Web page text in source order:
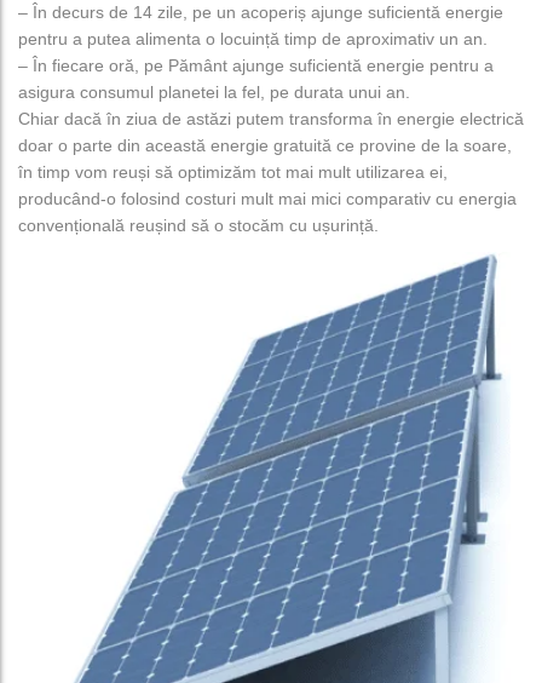
– În decurs de 14 zile, pe un acoperiș ajunge suficientă energie
pentru a putea alimenta o locuință timp de aproximativ un an.
– În fiecare oră, pe Pământ ajunge suficientă energie pentru a
asigura consumul planetei la fel, pe durata unui an.
Chiar dacă în ziua de astăzi putem transforma în energie electrică
doar o parte din această energie gratuită ce provine de la soare,
în timp vom reuși să optimizăm tot mai mult utilizarea ei,
producând-o folosind costuri mult mai mici comparativ cu energia
convențională reușind să o stocăm cu ușurință.